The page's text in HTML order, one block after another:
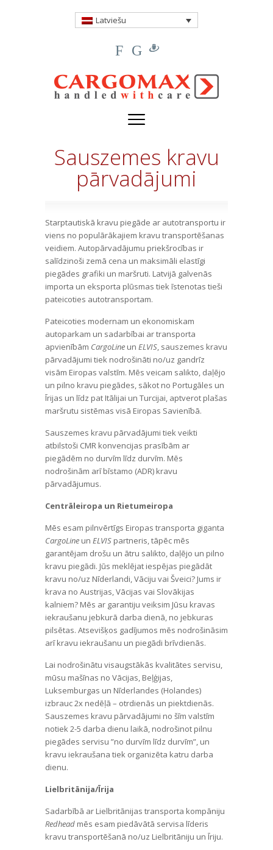
Latviešu
F G
Sauszemes kravu
pārvadājumi
Starptautiskā kravu piegāde ar autotransportu ir
viens no populārākajiem kravu transportēšanas
veidiem. Autopārvadājumu priekšrocības ir
salīdzinoši zemā cena un maksimāli elastīgi
piegādes grafiki un maršruti. Latvijā galvenās
importa un eksporta plūsmas tiek īstenotas tieši
pateicoties autotransportam.
Pateicoties modernam un ekonomiskam
autoparkam un sadarbībai ar transporta
apvienībām CargoLine un ELVIS, sauszemes kravu
pārvadājumi tiek nodrošināti no/uz gandrīz
visām Eiropas valstīm. Mēs veicam salikto, daļējo
un pilno kravu piegādes, sākot no Portugāles un
Īrijas un līdz pat Itālijai un Turcijai, aptverot plašas
maršrutu sistēmas visā Eiropas Savienībā.
Sauszemes kravu pārvadājumi tiek veikti
atbilstoši CMR konvencijas prasībām ar
piegādēm no durvīm līdz durvīm. Mēs
nodrošinām arī bīstamo (ADR) kravu
pārvadājumus.
Centrāleiropa un Rietumeiropa
Mēs esam pilnvērtīgs Eiropas transporta giganta
CargoLine un ELVIS partneris, tāpēc mēs
garantējam drošu un ātru salikto, daļējo un pilno
kravu piegādi. Jūs meklējat iespējas piegādāt
kravu no/uz Nīderlandi, Vāciju vai Šveici? Jums ir
krava no Austrijas, Vācijas vai Slovākijas
kalniem? Mēs ar garantiju veiksim Jūsu kravas
iekraušanu jebkurā darba dienā, no jebkuras
pilsētas. Atsevišķos gadījumos mēs nodrošināsim
arī kravu iekraušanu un piegādi brīvdienās.
Lai nodrošinātu visaugstākās kvalitātes servisu,
mūsu mašīnas no Vācijas, Beļģijas,
Luksemburgas un Nīderlandes (Holandes)
izbrauc 2x nedēļā – otrdienās un piektdienās.
Sauszemes kravu pārvadājumi no šīm valstīm
notiek 2-5 darba dienu laikā, nodrošinot pilnu
piegādes servisu ”no durvīm līdz durvīm”, un
kravu iekraušana tiek organizēta katru darba
dienu.
Lielbritānija/Īrija
Sadarbībā ar Lielbritānijas transporta kompāniju
Redhead mēs esam piedāvātā servisa līderis
kravu transportēšanā no/uz Lielbritāniju un Īriju.